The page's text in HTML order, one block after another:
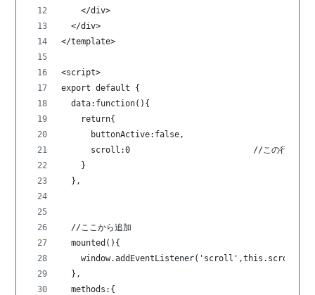
    </div>
  </div>
</template>
<script>
export default {
  data:function(){
    return{
      buttonActive:false,
      scroll:0                         //この行を追加
    }
  },
  //ここから追加
  mounted(){
  },
  methods:{